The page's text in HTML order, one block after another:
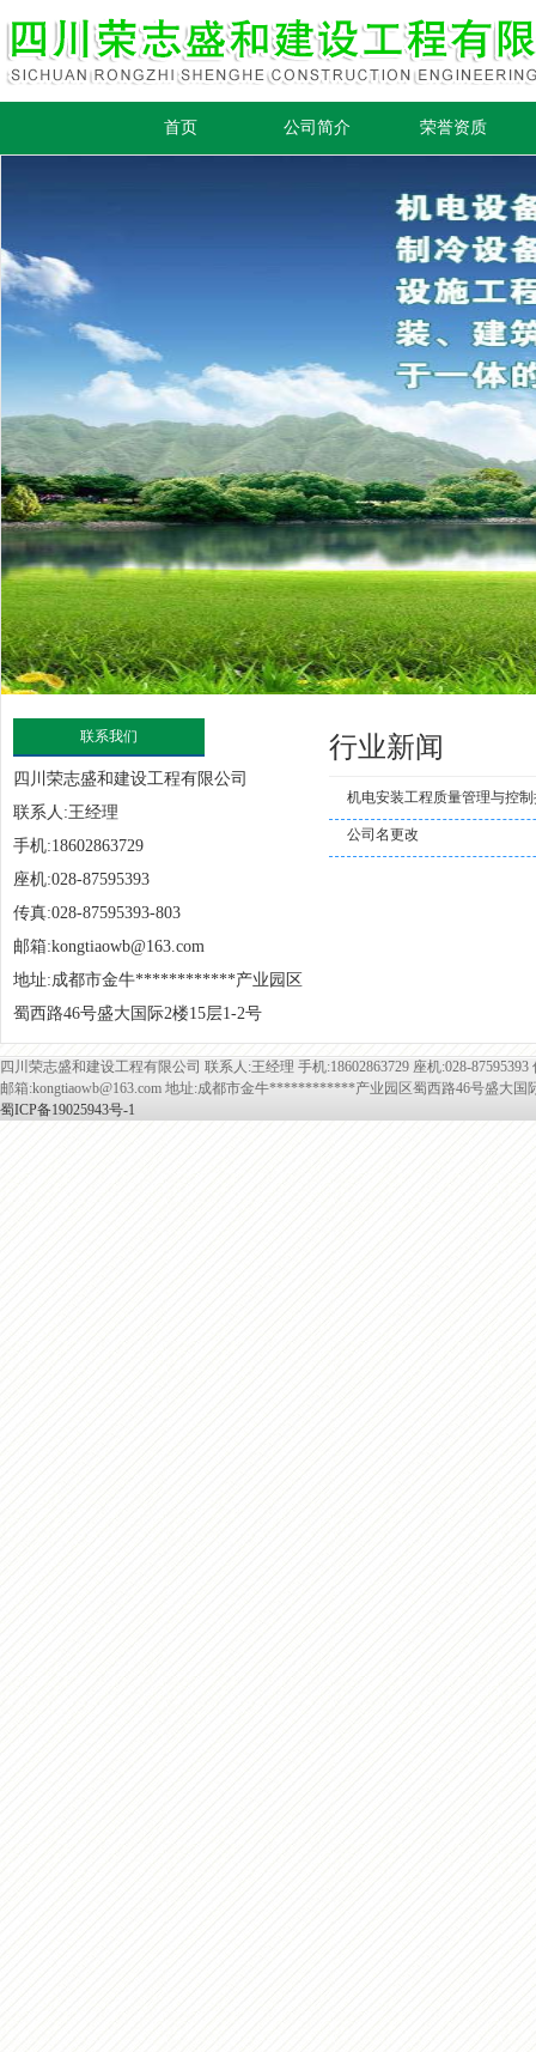
首页 公司简介 荣誉资质
联系我们
四川荣志盛和建设工程有限公司
联系人:王经理
手机:18602863729
座机:028-87595393
传真:028-87595393-803
邮箱:kongtiaowb@163.com
地址:成都市金牛************产业园区
蜀西路46号盛大国际2楼15层1-2号
行业新闻
机电安装工程质量管理与控
公司名更改
四川荣志盛和建设工程有限公司 联系人:王经理 手机:18602863729 座机:028-87595393
邮箱:kongtiaowb@163.com 地址:成都市金牛************产业园区蜀西路46号盛大国
蜀ICP备19025943号-1